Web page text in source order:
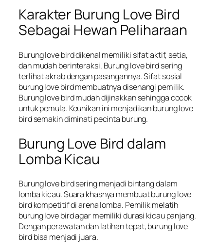
Karakter Burung Love Bird
Sebagai Hewan Peliharaan
Burung love bird dikenal memiliki sifat aktif, setia,
dan mudah berinteraksi. Burung love bird sering
terlihat akrab dengan pasangannya. Sifat sosial
burung love bird membuatnya disenangi pemilik.
Burung love bird mudah dijinakkan sehingga cocok
untuk pemula. Keunikan ini menjadikan burung love
bird semakin diminati pecinta burung.
Burung Love Bird dalam
Lomba Kicau
Burung love bird sering menjadi bintang dalam
lomba kicau. Suara khasnya membuat burung love
bird kompetitif di arena lomba. Pemilik melatih
burung love bird agar memiliki durasi kicau panjang.
Dengan perawatan dan latihan tepat, burung love
bird bisa menjadi juara.